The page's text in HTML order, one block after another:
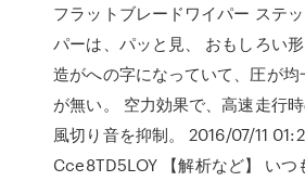
フラットブレードワイパー ステ
パーは、パッと見、 おもしろい
造がへの字になっていて、圧が均
が無い。 空力効果で、高速走行
風切り音を抑制。 2016/07/11
Cce8TD5LOY 【解析など】 いつ